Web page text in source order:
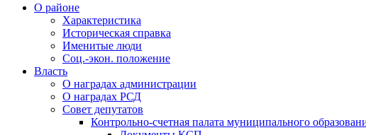
О районе
Характеристика
Историческая справка
Именитые люди
Соц.-экон. положение
Власть
О наградах администрации
О наградах РСД
Совет депутатов
Контрольно-счетная палата муниципального